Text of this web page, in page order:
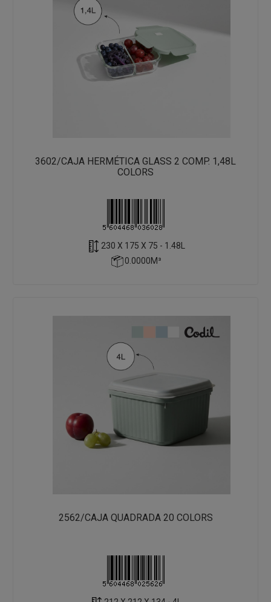
3602/CAJA HERMÉTICA GLASS 2 COMP. 1,48L
COLORS
230 X 175 X 75 - 1.48L
0.0000M³
2562/CAJA QUADRADA 20 COLORS